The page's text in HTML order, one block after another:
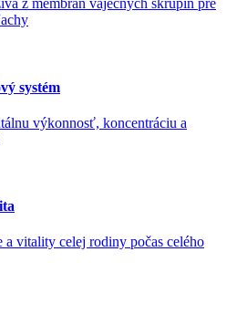
z membrán vaječných škrupín pre
systém
výkonnosť, koncentráciu a
a vitality celej rodiny počas celého